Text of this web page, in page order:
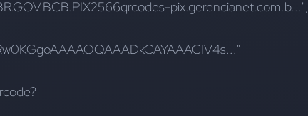
pix.gerencianet.com.b...",